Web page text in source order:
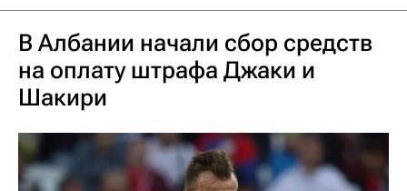
В Албании начали сбор средств
на оплату штрафа Джаки и
Шакири